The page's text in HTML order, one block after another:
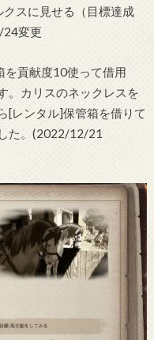
スに見せる（目標達成
変更
を貢献度10使って借用
。カリスのネックレスを
[レンタル]保管箱を借りて
た。(2022/12/21